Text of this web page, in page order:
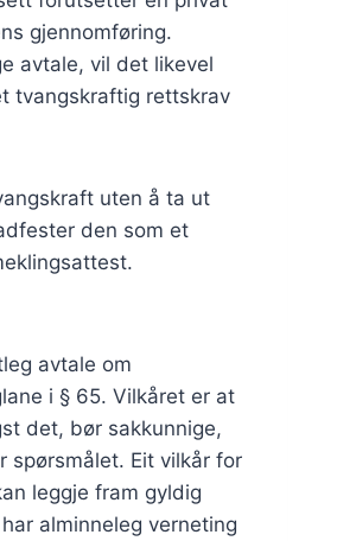
gjennomføring.
avtale, vil det likevel
tvangskraftig rettskrav
uten å ta ut
den som et
avtale om
i § 65. Vilkåret er at
det, bør sakkunnige,
spørsmålet. Eit vilkår for
leggje fram gyldig
alminneleg verneting